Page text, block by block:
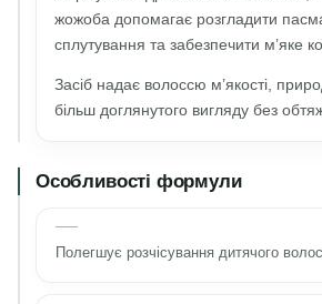
жожоба допомагає розгладити
сплутування та забезпечити м’яке
Засіб надає волоссю м’якості,
більш доглянутого вигляду без
Особливості формули
Полегшує розчісування дитячого